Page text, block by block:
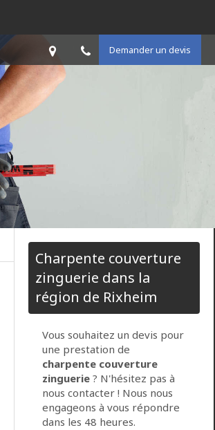
Demander un devis
Charpente couverture
zinguerie dans la
région de Rixheim
Vous souhaitez un devis pour
une prestation de
charpente couverture
zinguerie ? N'hésitez pas à
nous contacter ! Nous nous
engageons à vous répondre
dans les 48 heures.